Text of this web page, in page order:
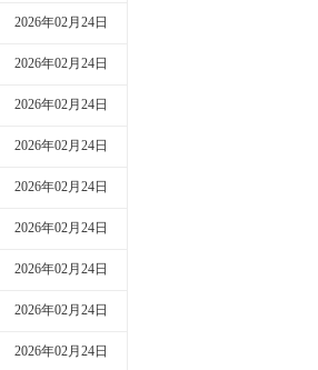
2026年02月24日
2026年02月24日
2026年02月24日
2026年02月24日
2026年02月24日
2026年02月24日
2026年02月24日
2026年02月24日
2026年02月24日